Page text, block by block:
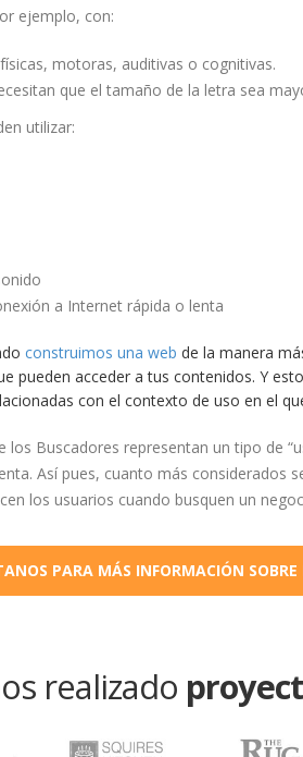
ejemplo, con:
motoras, auditivas o cognitivas.
que el tamaño de la letra sea
utilizar:
a Internet rápida o lenta
construimos una web de la manera
pueden acceder a tus contenidos. Y
con el contexto de uso en el
Buscadores representan un tipo de
Así pues, cuanto más
los usuarios cuando busquen un
PARA MÁS INFORMACIÓN
realizado